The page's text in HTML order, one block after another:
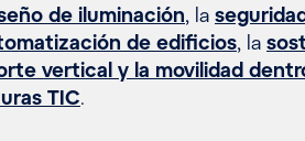
de iluminación, la
de edificios, la
vertical y la movilidad
TIC.